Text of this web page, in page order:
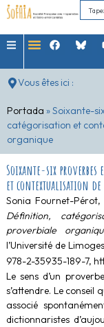
Vous êtes ici :
Portada »Soixante-
catégorisation et
organique
Soixante-six
et contextualisation
Sonia Fournet-Pérot,
Définition,
proverbiale
l’Université de
978-2-35935-189-7,
Le sens d’un
s’attendre. Le conseil
associé
dictionnaristes